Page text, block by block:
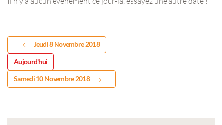
Jeudi 8 Novembre 2018
Aujourd'hui
Samedi 10 Novembre 2018